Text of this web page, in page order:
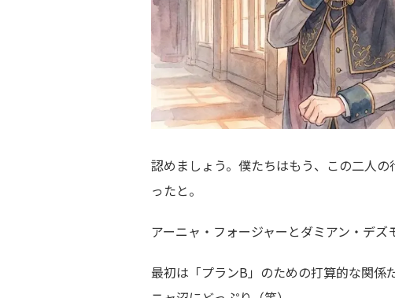
認めましょう。僕たちはもう、この二人
ったと。
アーニャ・フォージャーとダミアン・デズ
最初は「プランB」のための打算的な関係